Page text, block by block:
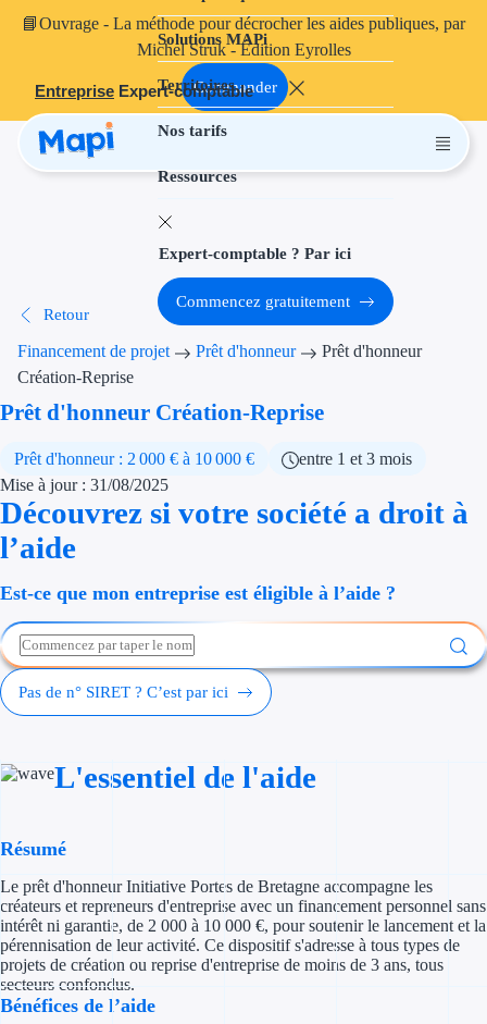
📘Ouvrage - La méthode pour décrocher les aides publiques, par
Michel Struk - Édition Eyrolles
Commander
Entreprise Expert-comptable
Solutions MAPi
Territoires
Nos tarifs
Ressources
Projets finançables
Aides à
Aides
Thématiques
Financement
Transition
Économies
Création
Aides sans
Subventions
Expert-comptable ? Par ici
Commencez gratuitement
Retour
Financement de projet Prêt d'honneur
Prêt d'honneur
Création-Reprise
Prêt d'honneur Création-Reprise
Prêt d'honneur : 2 000 € à 10 000 €
entre 1 et 3 mois
Mise à jour : 31/08/2025
Découvrez si votre société a droit à
l’aide
Est-ce que mon entreprise est éligible à l’aide ?
Pas de n° SIRET ? C’est par ici
L'essentiel de l'aide
Résumé
Le prêt d'honneur Initiative Portes de Bretagne accompagne les
créateurs et repreneurs d'entreprise avec un financement personnel sans
intérêt ni garantie, de 2 000 à 10 000 €, pour soutenir le lancement et la
pérennisation de leur activité. Ce dispositif s'adresse à tous types de
projets de création ou reprise d'entreprise de moins de 3 ans, tous
secteurs confondus.
Bénéfices de l’aide